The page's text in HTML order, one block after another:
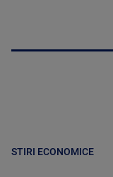
STIRI ECONOMICE